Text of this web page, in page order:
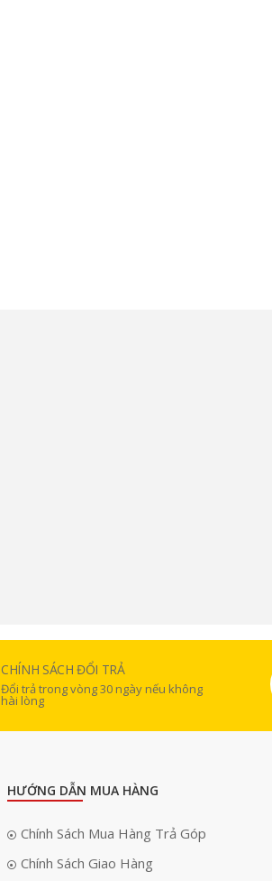
CHÍNH SÁCH ĐỔI TRẢ
Đổi trả trong vòng 30 ngày nếu không
hài lòng
HƯỚNG DẪN MUA HÀNG
Chính Sách Mua Hàng Trả Góp
Chính Sách Giao Hàng